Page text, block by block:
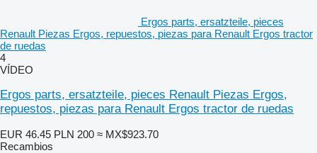
Ergos parts, ersatzteile, pieces
Renault Piezas Ergos, repuestos, piezas para Renault Ergos tractor
de ruedas
4
VÍDEO
Ergos parts, ersatzteile, pieces Renault Piezas Ergos,
repuestos, piezas para Renault Ergos tractor de ruedas
EUR 46.45 PLN 200 ≈ MX$923.70
Recambios